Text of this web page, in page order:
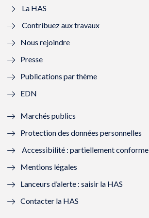
l
l
f
n
ê
t
r
e
)
e
e
n
ê
r
ê
t
e
ê
La HAS
Contribuez aux travaux
Nous rejoindre
Presse
Publications par thème
EDN
Marchés publics
Protection des données personnelles
Accessibilité : partiellement conforme
Mentions légales
Lanceurs d’alerte : saisir la HAS
Contacter la HAS